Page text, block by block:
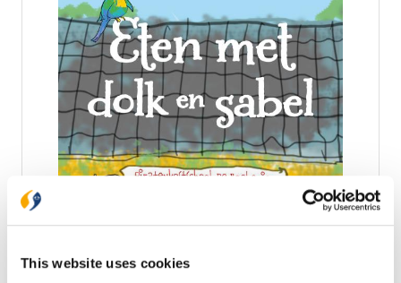
This website uses cookies
Eten met dolk en sabel
De piraten van De Kielzog hebben de piratencode
mogen de zee niet meer op. Wat een ramp! Wat